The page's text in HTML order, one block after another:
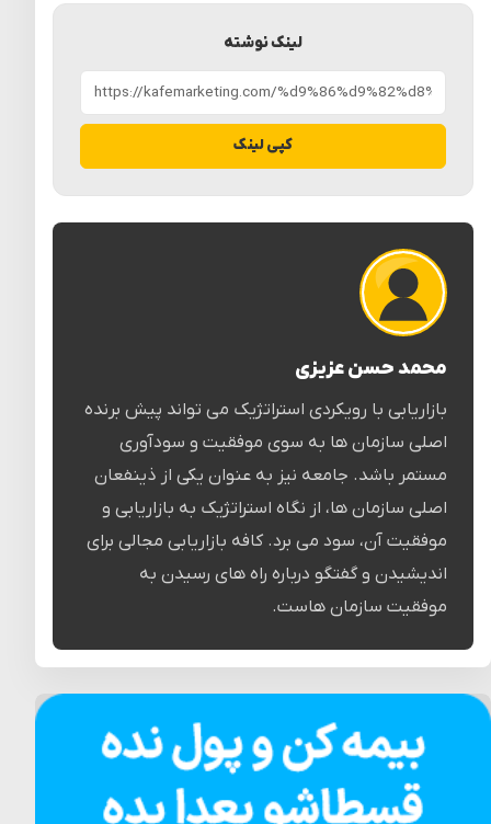
لینک نوشته
کپی لینک
محمد حسن عزیزی
بازاریابی با رویکردی استراتژیک می تواند پیش برنده
اصلی سازمان ها به سوی موفقیت و سودآوری
مستمر باشد. جامعه نیز به عنوان یکی از ذینفعان
اصلی سازمان ها، از نگاه استراتژیک به بازاریابی و
موفقیت آن، سود می برد. کافه بازاریابی مجالی برای
اندیشیدن و گفتگو درباره راه های رسیدن به
موفقیت سازمان هاست.